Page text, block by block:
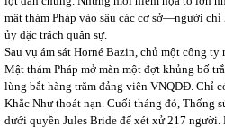
mật thám Pháp vào sâu các cơ sở—người
ủy đặc trách quân sự.
Sau vụ ám sát Horné Bazin, chủ một công
Mật thám Pháp mở màn một đợt khủng bố
lùng bắt hàng trăm đảng viên VNQDĐ. Chỉ
Khắc Như thoát nạn. Cuối tháng đó, Thống
dưới quyền Jules Bride để xét xử 217